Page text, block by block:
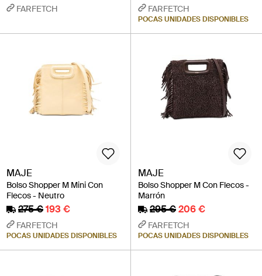
FARFETCH FARFETCH
POCAS UNIDADES DISPONIBLES
MAJE
Bolso Shopper M Mini Con
Flecos - Neutro
275 €193 €
FARFETCH
POCAS UNIDADES DISPONIBLES
MAJE
Bolso Shopper M Con Flecos -
Marrón
295 €206 €
FARFETCH
POCAS UNIDADES DISPONIBLES